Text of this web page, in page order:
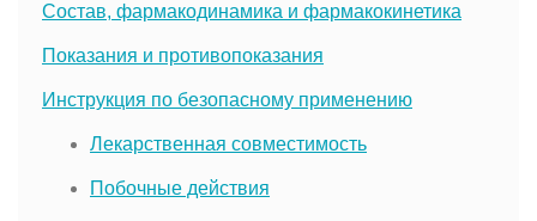
Состав, фармакодинамика и фармакокинетика
Показания и противопоказания
Инструкция по безопасному применению
Лекарственная совместимость
Побочные действия